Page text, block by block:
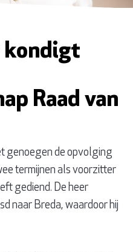
kondigt
Raad van
genoegen de opvolging
termijnen als voorzitter
gediend. De heer
naar Breda, waardoor hij